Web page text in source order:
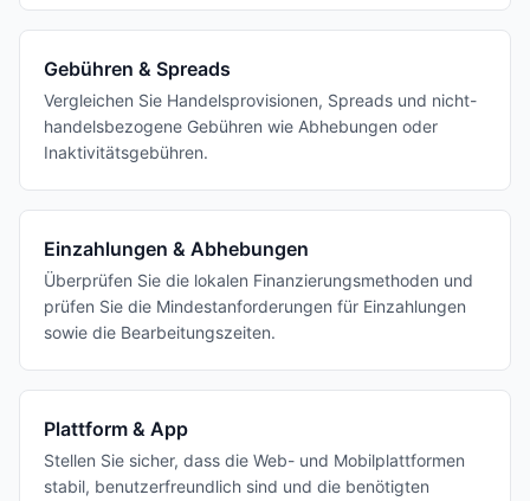
Gebühren & Spreads
Vergleichen Sie Handelsprovisionen, Spreads und nicht-
handelsbezogene Gebühren wie Abhebungen oder
Inaktivitätsgebühren.
Einzahlungen & Abhebungen
Überprüfen Sie die lokalen Finanzierungsmethoden und
prüfen Sie die Mindestanforderungen für Einzahlungen
sowie die Bearbeitungszeiten.
Plattform & App
Stellen Sie sicher, dass die Web- und Mobilplattformen
stabil, benutzerfreundlich sind und die benötigten